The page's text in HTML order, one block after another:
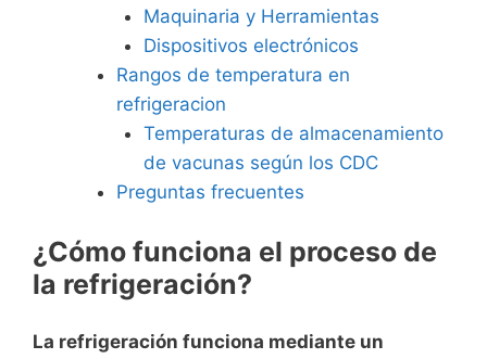
Maquinaria y Herramientas
Dispositivos electrónicos
Rangos de temperatura en
refrigeracion
Temperaturas de almacenamiento
de vacunas según los CDC
Preguntas frecuentes
¿Cómo funciona el proceso de
la refrigeración?
La refrigeración funciona mediante un